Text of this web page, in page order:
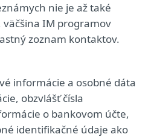
nie je až také
väčšina IM programov
zoznam kontaktov.
informácie a osobné dáta
obzvlášť čísla
o bankovom účte,
identifikačné údaje ako